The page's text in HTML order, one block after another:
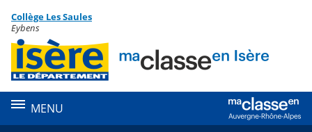
Menu de la rubrique
Contenu
Collège Les Saules
Eybens
MENU